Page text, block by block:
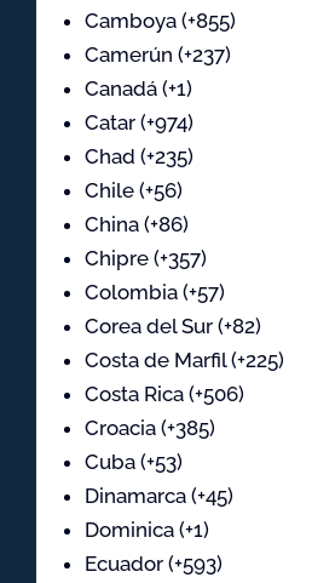
Camboya (+855)
Camerún (+237)
Canadá (+1)
Catar (+974)
Chad (+235)
Chile (+56)
China (+86)
Chipre (+357)
Colombia (+57)
Corea del Sur (+82)
Costa de Marfil (+225)
Costa Rica (+506)
Croacia (+385)
Cuba (+53)
Dinamarca (+45)
Dominica (+1)
Ecuador (+593)